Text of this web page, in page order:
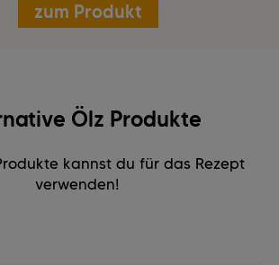
zum Produkt
Ölz Produkte
kannst du für das Rezept
verwenden!